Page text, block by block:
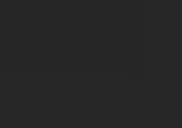
participar em batalhas épicas